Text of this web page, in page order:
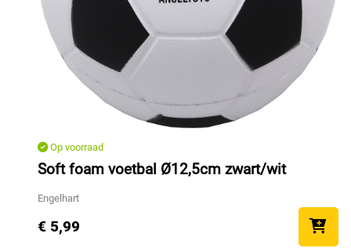
Op voorraad
Soft foam voetbal Ø12,5cm zwart/wit
Engelhart
€ 5,99